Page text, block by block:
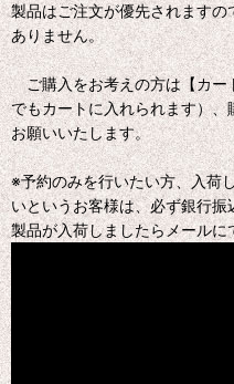
製品はご注文が優先されます
ありません。
ご購入をお考えの方は【カー
でもカートに入れられます）
お願いい
※予約のみを行いたい方、入荷
いというお客様は、必ず銀行振
製品が入荷しましたらメールに